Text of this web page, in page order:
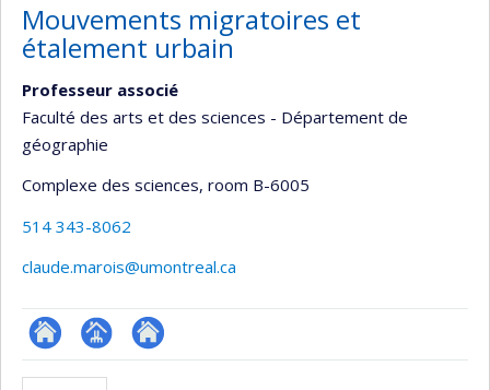
Mouvements migratoires et
étalement urbain
Professeur associé
Faculté des arts et des sciences - Département de
géographie
Complexe des sciences, room B-6005
514 343-8062
claude.marois@umontreal.ca
ResearchGate
Page Autre